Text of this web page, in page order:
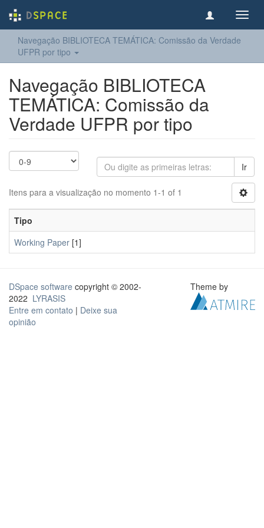
Navegação BIBLIOTECA TEMÁTICA: Comissão da Verdade
UFPR por tipo
Navegação BIBLIOTECA
TEMÁTICA: Comissão da
Verdade UFPR por tipo
Ir
Itens para a visualização no momento 1-1 of 1
Tipo
Working Paper [1]
DSpace software copyright © 2002-
2022 LYRASIS
Entre em contato | Deixe sua
opinião
Theme by